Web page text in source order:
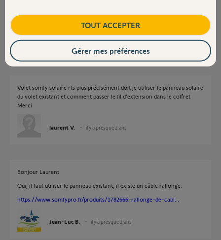
Charly il y a presque 2 ans
Volet somfy solaire rts plus précisément doit je utiliser le panneau solaire
du volet existant et comment passer le fil d’extension dans le coffret
Merci
laurent V. il y a presque 2 ans
Bonjour Laurent
Oui, il faut utiliser le panneau existant, il existe un câble rallonge.
https://www.somfypro.fr/produits/1782666-rallonge-de-cabl...
Jean-Luc B. il y a presque 2 ans
TOUT ACCEPTER
Gérer mes préférences